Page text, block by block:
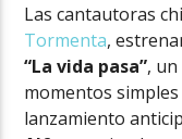
Las cantautoras
Tormenta,
“La vida pasa”,
momentos
lanzamiento